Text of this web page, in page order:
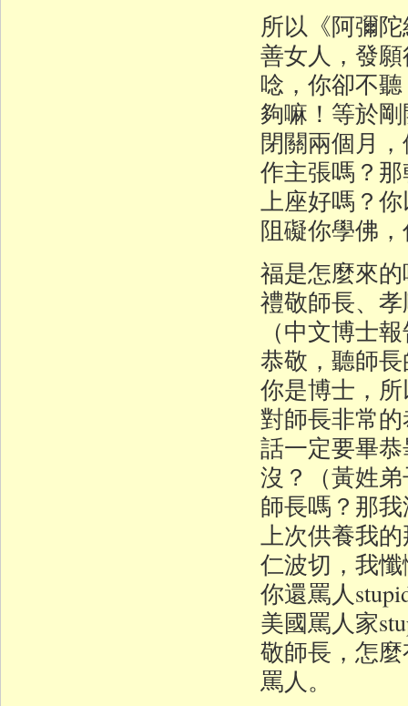
所以《阿彌
善女人，發
唸，你卻不
夠嘛！等於
閉關兩個月
作主張嗎？
上座好嗎？
阻礙你學佛
福是怎麼來
禮敬師長、
（中文博士
恭敬，聽師
你是博士，
對師長非常
話一定要畢
沒？（黃姓
師長嗎？那
上次供養我
仁波切，我
你還罵人
美國罵人家
敬師長，怎
罵人。